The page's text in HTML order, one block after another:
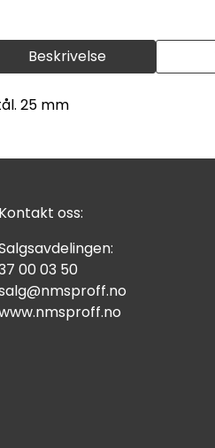
Beskrivelse
25 mm
Kontakt oss:
00 03 50